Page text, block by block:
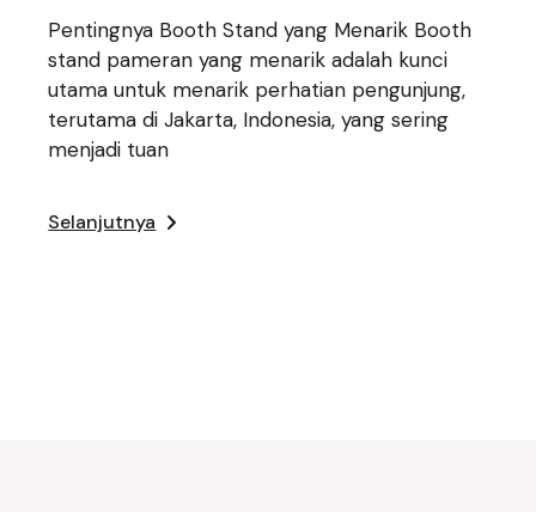
Pentingnya Booth Stand yang Menarik Booth
stand pameran yang menarik adalah kunci
utama untuk menarik perhatian pengunjung,
terutama di Jakarta, Indonesia, yang sering
menjadi tuan
Selanjutnya